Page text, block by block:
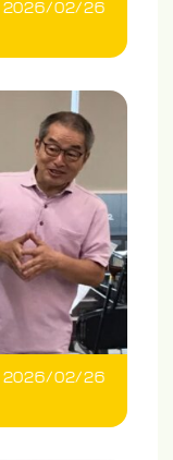
2026/02/26
2026/02/26